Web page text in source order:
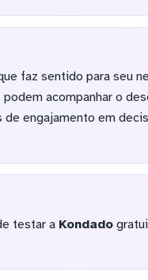
faz sentido para seu
acompanhar o
engajamento em
testar a Kondado